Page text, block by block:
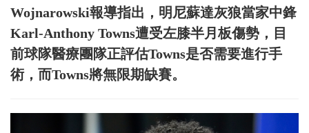
Wojnarowski報導指出，明尼蘇達灰狼當家中鋒
Karl-Anthony Towns遭受左膝半月板傷勢，目
前球隊醫療團隊正評估Towns是否需要進行手
術，而Towns將無限期缺賽。